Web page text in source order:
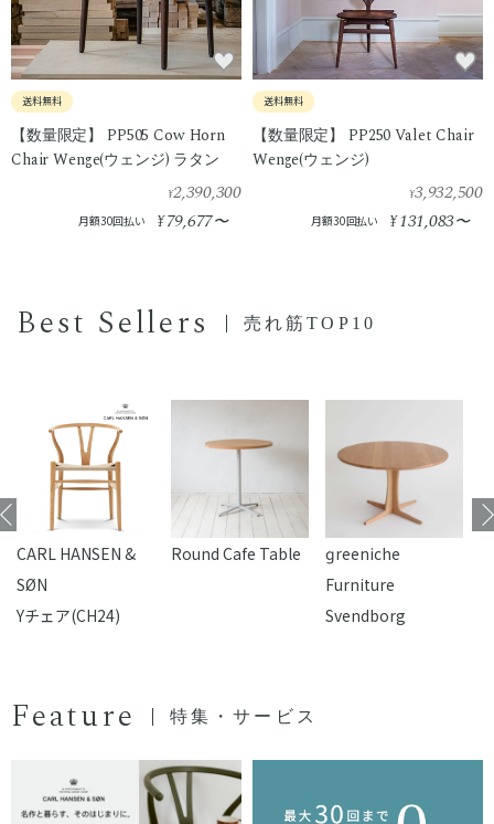
送料無料
【数量限定】 PP505 Cow Horn
Chair Wenge(ウェンジ) ラタン
¥2,390,300
月額30回払い ¥79,677〜
送料無料
【数量限定】 PP250 Valet Chair
Wenge(ウェンジ)
¥3,932,500
月額30回払い ¥131,083〜
Best Sellers 売れ筋TOP10
CARL HANSEN &
SØN
Yチェア(CH24)
Round Cafe Table
reeniche
Furniture
Svendborg
Feature 特集・サービス